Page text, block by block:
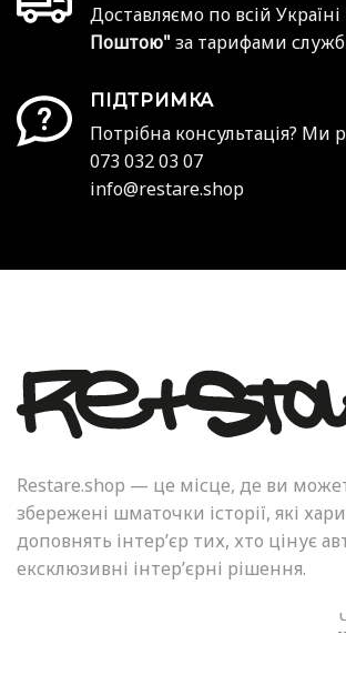
Доставляємо по всій Україні
Поштою" за тарифами
ПІДТРИМКА
Потрібна консультація? Ми
073 032 03 07
info@restare.shop
Restare.shop — це місце, де ви
збережені шматочки історії, які
доповнять інтер’єр тих, хто цінує
ексклюзивні інтер’єрні рішення.